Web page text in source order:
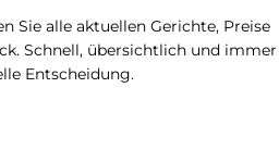
Sie alle aktuellen Gerichte, Preise
Schnell, übersichtlich und immer
Entscheidung.